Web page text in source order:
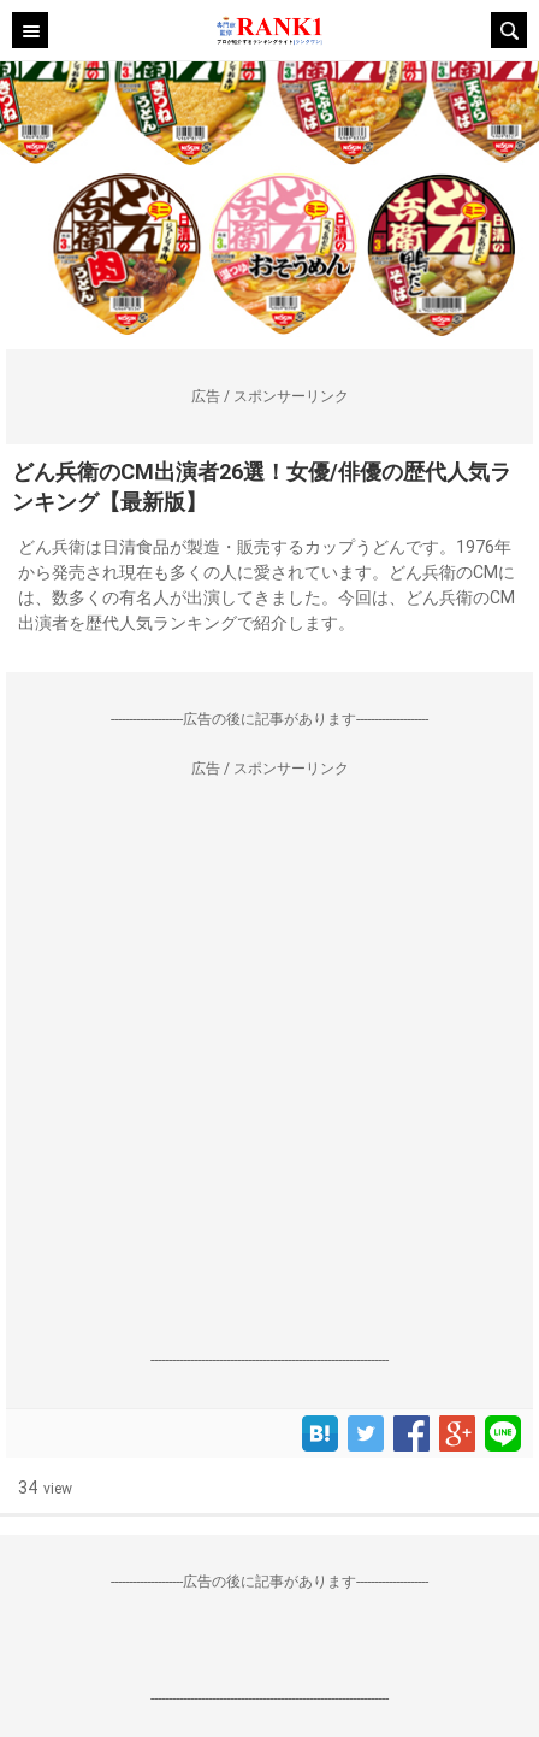
広告 / スポンサーリンク
どん兵衛のCM出演者26選！女優/俳優の歴代人気ラ
ンキング【最新版】
どん兵衛は日清食品が製造・販売するカップうどんです。1976年
から発売され現在も多くの人に愛されています。どん兵衛のCMに
は、数多くの有名人が出演してきました。今回は、どん兵衛のCM
出演者を歴代人気ランキングで紹介します。
--------------------広告の後に記事があります--------------------
広告 / スポンサーリンク
------------------------------------------------------------------
34 view
--------------------広告の後に記事があります--------------------
------------------------------------------------------------------